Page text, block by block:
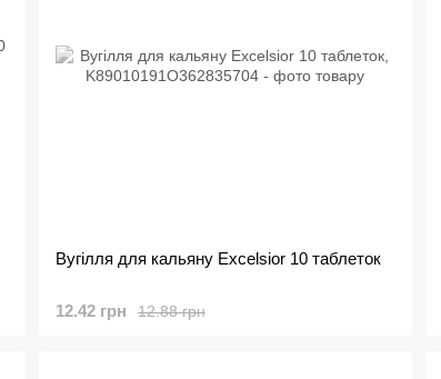
Вугілля для кальяну Excelsior 10 таблеток
12.88 грн
12.42 грн